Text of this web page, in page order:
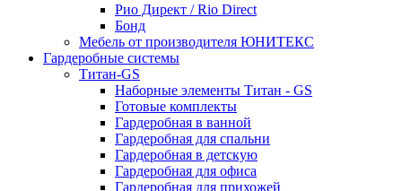
Рио Директ / Rio Direct
Бонд
Мебель от производителя ЮНИТЕКС
Гардеробные системы
Титан-GS
Наборные элементы Титан - GS
Готовые комплекты
Гардеробная в ванной
Гардеробная для спальни
Гардеробная в детскую
Гардеробная для офиса
Гардеробная для прихожей